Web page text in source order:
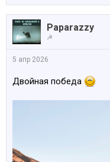
Paparazzy
☭
5 апр 2026
Двойная победа